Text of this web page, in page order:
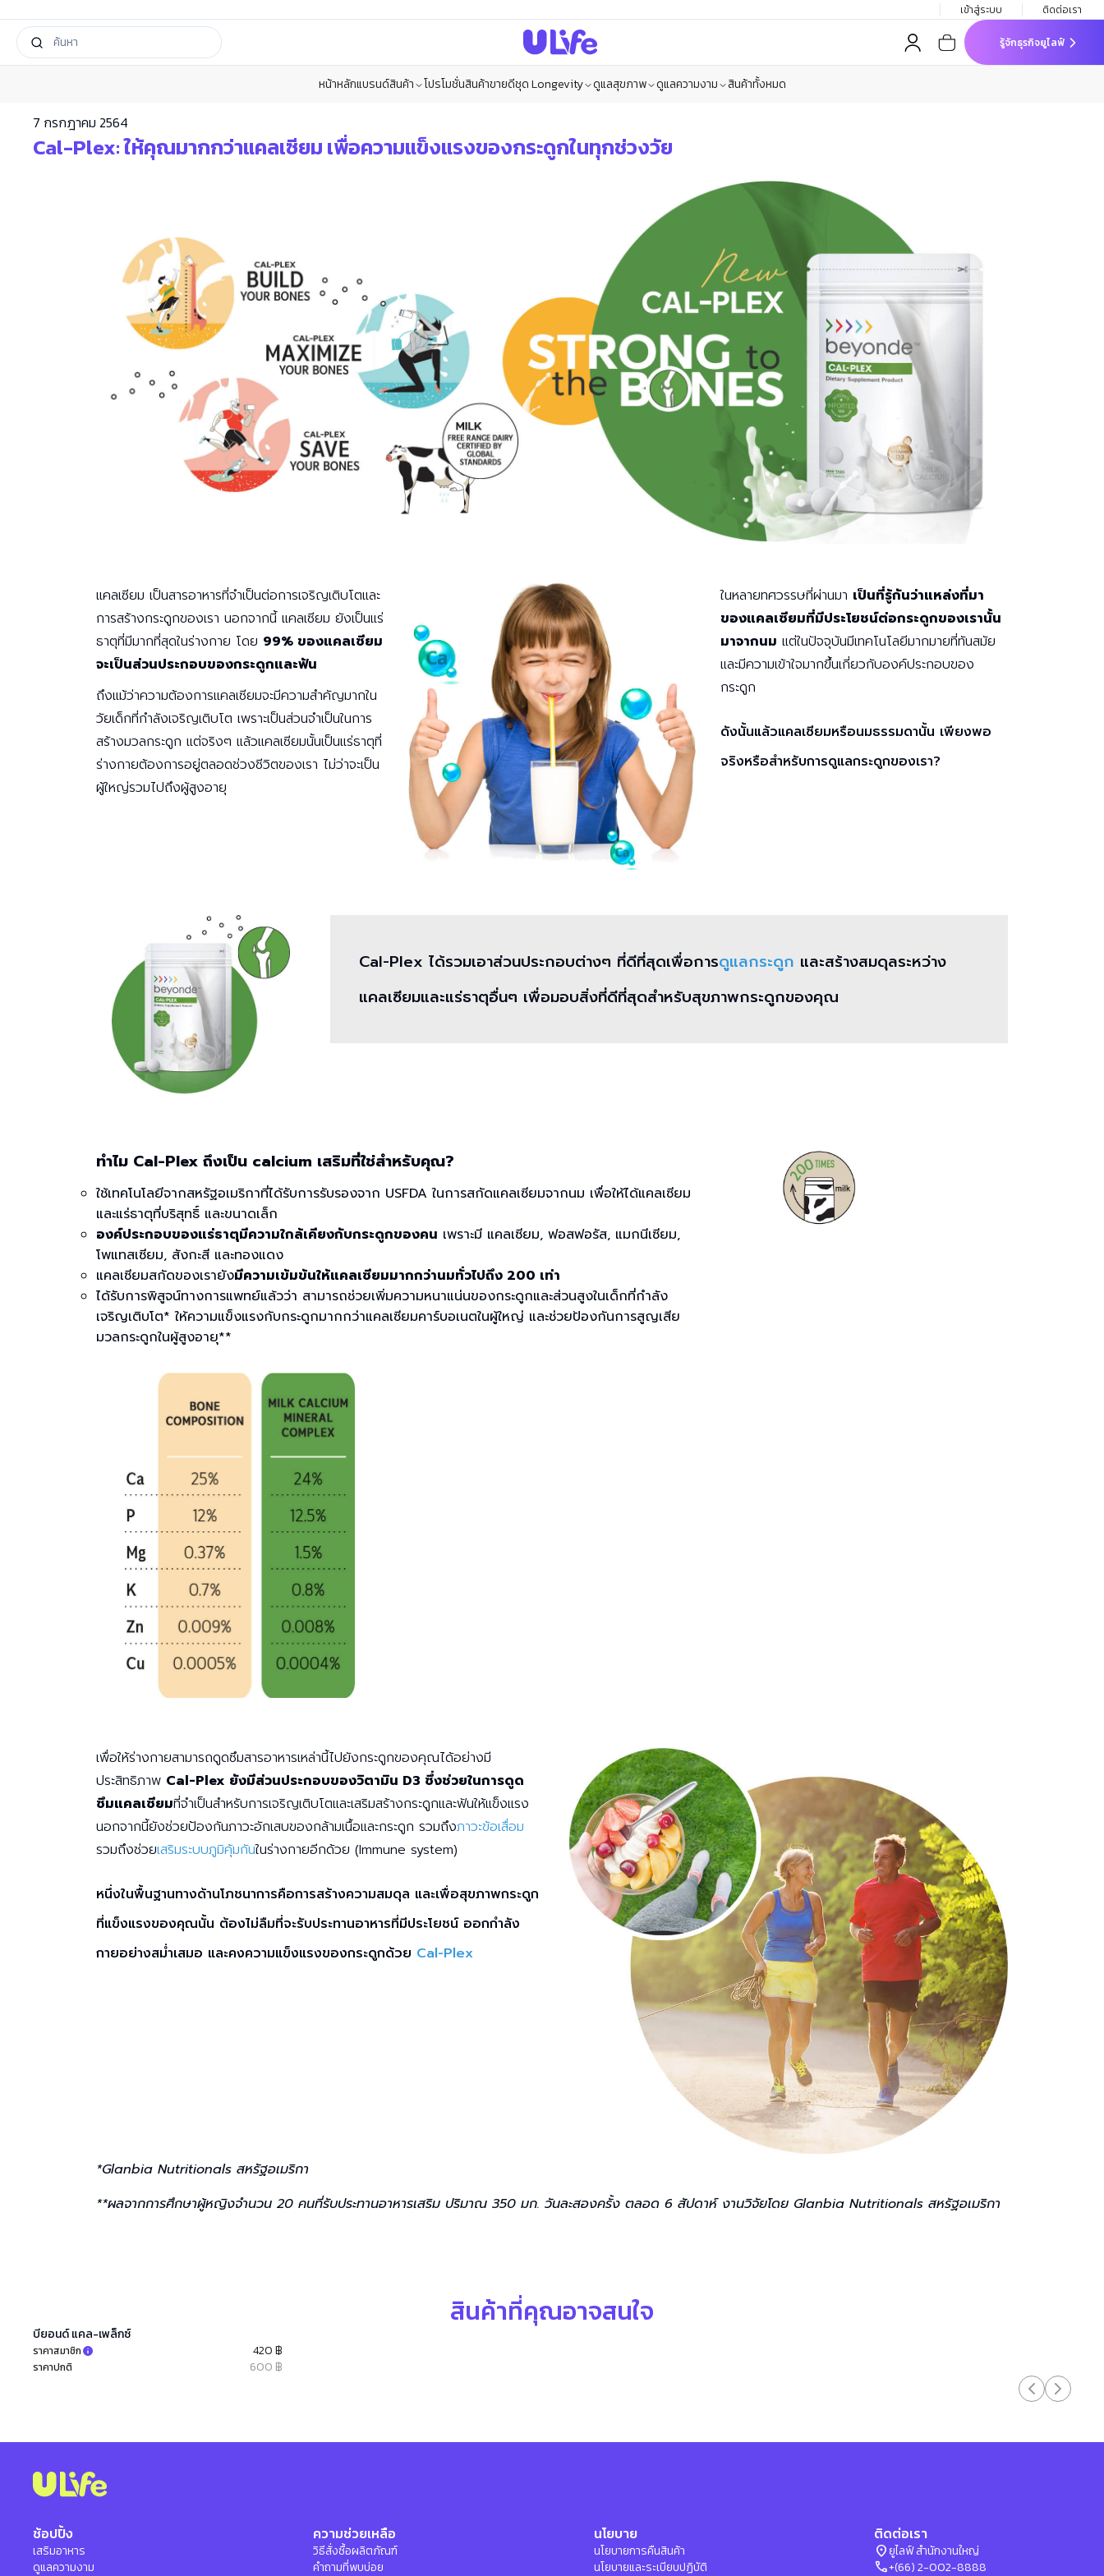
เข้าสู่ระบบ ติดต่อเรา
รู้จักธุรกิจยูไลฟ์
หน้าหลักแบรนด์สินค้า โปรโมชั่นสินค้าขายดีชุด Longevity ดูแลสุขภาพ ดูแลความงาม สินค้าทั้งหมด
7 กรกฎาคม 2564
Cal-Plex: ให้คุณมากกว่าแคลเซียม เพื่อความแข็งแรงของกระดูกในทุกช่วงวัย
แคลเซียม เป็นสารอาหารที่จำเป็นต่อการเจริญเติบโตและ
การสร้างกระดูกของเรา นอกจากนี้ แคลเซียม ยังเป็นแร่
ธาตุที่มีมากที่สุดในร่างกาย โดย 99% ของแคลเซียม
จะเป็นส่วนประกอบของกระดูกและฟัน
ถึงแม้ว่าความต้องการแคลเซียมจะมีความสำคัญมากใน
วัยเด็กที่กำลังเจริญเติบโต เพราะเป็นส่วนจำเป็นในการ
สร้างมวลกระดูก แต่จริงๆ แล้วแคลเซียมนั้นเป็นแร่ธาตุที่
ร่างกายต้องการอยู่ตลอดช่วงชีวิตของเรา ไม่ว่าจะเป็น
ผู้ใหญ่รวมไปถึงผู้สูงอายุ
ในหลายทศวรรษที่ผ่านมา เป็นที่รู้กันว่าแหล่งที่มา
ของแคลเซียมที่มีประโยชน์ต่อกระดูกของเรานั้น
มาจากนม แต่ในปัจจุบันมีเทคโนโลยีมากมายที่ทันสมัย
และมีความเข้าใจมากขึ้นเกี่ยวกับองค์ประกอบของ
กระดูก
ดังนั้นแล้วแคลเซียมหรือนมธรรมดานั้น เพียงพอ
จริงหรือสำหรับการดูแลกระดูกของเรา?
Cal-Plex ได้รวมเอาส่วนประกอบต่างๆ ที่ดีที่สุดเพื่อการดูแลกระดูก และสร้างสมดุลระหว่าง
แคลเซียมและแร่ธาตุอื่นๆ เพื่อมอบสิ่งที่ดีที่สุดสำหรับสุขภาพกระดูกของคุณ
ทำไม Cal-Plex ถึงเป็น calcium เสริมที่ใช่สำหรับคุณ?
ใช้เทคโนโลยีจากสหรัฐอเมริกาที่ได้รับการรับรองจาก USFDA ในการสกัดแคลเซียมจากนม เพื่อให้ได้แคลเซียม
และแร่ธาตุที่บริสุทธิ์ และขนาดเล็ก
องค์ประกอบของแร่ธาตุมีความใกล้เคียงกับกระดูกของคน เพราะมี แคลเซียม, ฟอสฟอรัส, แมกนีเซียม,
โพแทสเซียม, สังกะสี และทองแดง
แคลเซียมสกัดของเรายังมีความเข้มข้นให้แคลเซียมมากกว่านมทั่วไปถึง 200 เท่า
ได้รับการพิสูจน์ทางการแพทย์แล้วว่า สามารถช่วยเพิ่มความหนาแน่นของกระดูกและส่วนสูงในเด็กที่กำลัง
เจริญเติบโต* ให้ความแข็งแรงกับกระดูกมากกว่าแคลเซียมคาร์บอเนตในผู้ใหญ่ และช่วยป้องกันการสูญเสีย
มวลกระดูกในผู้สูงอายุ**
เพื่อให้ร่างกายสามารถดูดซึมสารอาหารเหล่านี้ไปยังกระดูกของคุณได้อย่างมี
ประสิทธิภาพ Cal-Plex ยังมีส่วนประกอบของวิตามิน D3 ซึ่งช่วยในการดูด
ซึมแคลเซียมที่จำเป็นสำหรับการเจริญเติบโตและเสริมสร้างกระดูกและฟันให้แข็งแรง
นอกจากนี้ยังช่วยป้องกันภาวะอักเสบของกล้ามเนื้อและกระดูก รวมถึงภาวะข้อเสื่อม
รวมถึงช่วยเสริมระบบภูมิคุ้มกันในร่างกายอีกด้วย (Immune system)
หนึ่งในพื้นฐานทางด้านโภชนาการคือการสร้างความสมดุล และเพื่อสุขภาพกระดูก
ที่แข็งแรงของคุณนั้น ต้องไม่ลืมที่จะรับประทานอาหารที่มีประโยชน์ ออกกำลัง
กายอย่างสม่ำเสมอ และคงความแข็งแรงของกระดูกด้วย Cal-Plex
*Glanbia Nutritionals สหรัฐอเมริกา
**ผลจากการศึกษาผู้หญิงจำนวน 20 คนที่รับประทานอาหารเสริม ปริมาณ 350 มก. วันละสองครั้ง ตลอด 6 สัปดาห์ งานวิจัยโดย Glanbia Nutritionals สหรัฐอเมริกา
สินค้าที่คุณอาจสนใจ
บียอนด์ แคล-เพล็กซ์
ราคาสมาชิก 420 ฿
ราคาปกติ 600 ฿
ช้อปปิ้ง
เสริมอาหาร
ดูแลความงาม
ความช่วยเหลือ
วิธีสั่งซื้อผลิตภัณฑ์
คำถามที่พบบ่อย
นโยบาย
นโยบายการคืนสินค้า
นโยบายและระเบียบปฏิบัติ
ติดต่อเรา
location_onยูไลฟ์ สำนักงานใหญ่
phone+(66) 2-002-8888